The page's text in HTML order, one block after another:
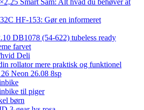
HF-153: Gør en informeret
DB1078 (54-622) tubeless ready
farvet
Deli
rollator mere praktisk og funktionel
Neon 26.08 8sp
til piger
børn